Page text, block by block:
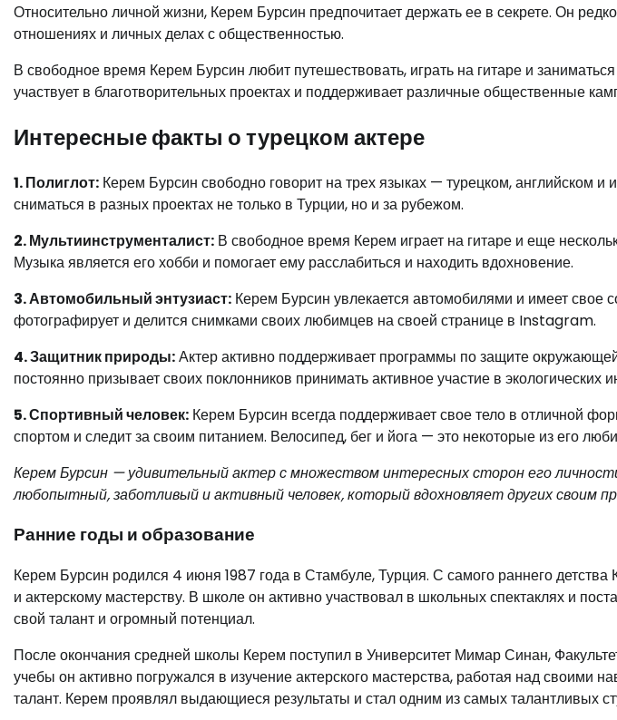
Относительно личной жизни, Керем Бурсин предпочитает держать ее в секрете. Он
отношениях и личных делах с общественностью.
В свободное время Керем Бурсин любит путешествовать, играть на гитаре и
участвует в благотворительных проектах и поддерживает различные общественные
Интересные факты о турецком актере
1. Полиглот: Керем Бурсин свободно говорит на трех языках — турецком, английском и
сниматься в разных проектах не только в Турции, но и за рубежом.
2. Мультиинструменталист: В свободное время Керем играет на гитаре и еще
Музыка является его хобби и помогает ему расслабиться и находить вдохновение.
3. Автомобильный энтузиаст: Керем Бурсин увлекается автомобилями и имеет свое
фотографирует и делится снимками своих любимцев на своей странице в Instagram.
4. Защитник природы:Актер активно поддерживает программы по защите
постоянно призывает своих поклонников принимать активное участие в экологических
5. Спортивный человек: Керем Бурсин всегда поддерживает свое тело в отличной
спортом и следит за своим питанием. Велосипед, бег и йога — это некоторые из его
Керем Бурсин — удивительный актер с множеством интересных сторон его
любопытный, заботливый и активный человек, который вдохновляет других своим
Ранние годы и образование
Керем Бурсин родился 4 июня 1987 года в Стамбуле, Турция. С самого раннего детства
и актерскому мастерству. В школе он активно участвовал в школьных спектаклях и
свой талант и огромный потенциал.
После окончания средней школы Керем поступил в Университет Мимар Синан,
учебы он активно погружался в изучение актерского мастерства, работая над своими
талант. Керем проявлял выдающиеся результаты и стал одним из самых талантливых